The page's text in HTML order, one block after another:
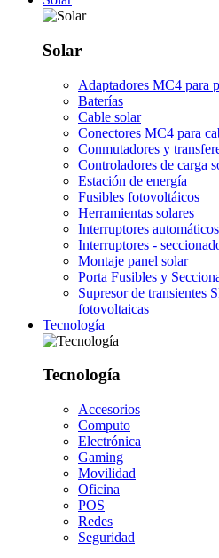
Solar
Adaptadores MC4 para
Baterías
Cable solar
Conectores MC4 para
Conmutadores y
Controladores de carga
Estación de energía
Fusibles fotovoltáicos
Herramientas solares
Interruptores
Interruptores -
Montaje panel solar
Porta Fusibles y
Supresor de transientes
fotovoltaicas
Tecnología
Tecnología
Accesorios
Computo
Electrónica
Gaming
Movilidad
Oficina
POS
Redes
Seguridad